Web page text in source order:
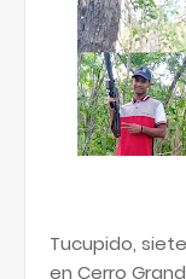
Tucupido,
en Cerro